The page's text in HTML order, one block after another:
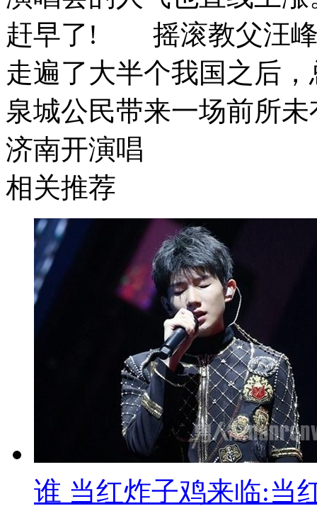
赶早了! 摇滚教父汪峰
走遍了大半个我国之后
泉城公民带来一场前所
济南开演唱
相关推荐
谁 当红炸子鸡来临:当